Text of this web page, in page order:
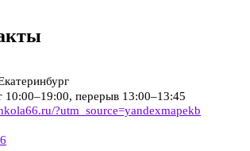
10:00–19:00, перерыв 13:00–13:45
?utm_source=yandexmapekb